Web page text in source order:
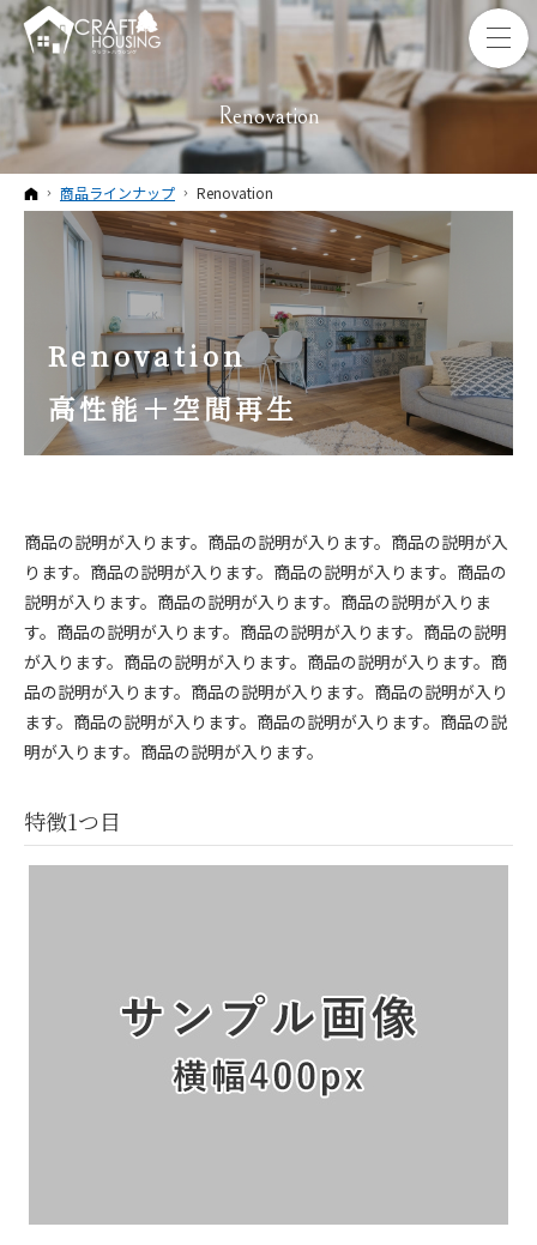
Renovation
ホーム
商品ラインナップ Renovation
Renovation
高性能＋空間再生
商品の説明が入ります。商品の説明が入ります。商品の説明が入
ります。商品の説明が入ります。商品の説明が入ります。商品の
説明が入ります。商品の説明が入ります。商品の説明が入りま
す。商品の説明が入ります。商品の説明が入ります。商品の説明
が入ります。商品の説明が入ります。商品の説明が入ります。商
品の説明が入ります。商品の説明が入ります。商品の説明が入り
ます。商品の説明が入ります。商品の説明が入ります。商品の説
明が入ります。商品の説明が入ります。
特徴1つ目